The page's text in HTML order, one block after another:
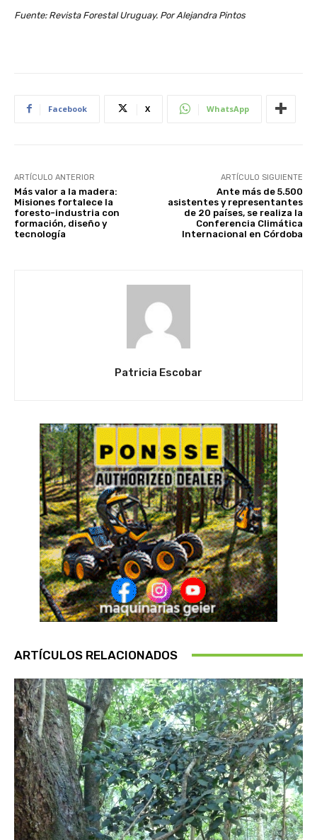
Fuente: Revista Forestal Uruguay. Por Alejandra Pintos
Facebook X WhatsApp
ARTÍCULO ANTERIOR
Más valor a la madera:
Misiones fortalece la
foresto-industria con
formación, diseño y
tecnología
ARTÍCULO SIGUIENTE
Ante más de 5.500
asistentes y representantes
de 20 países, se realiza la
Conferencia Climática
Internacional en Córdoba
Patricia Escobar
ARTÍCULOS RELACIONADOS